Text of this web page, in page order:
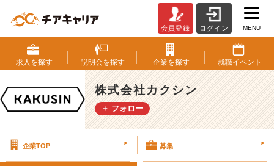
式
会
社
カ
ク
シ
明
会員登録 ログイン MENU
求人を探す 説明会を探す 企業を探す 就職イベント
株式会社カクシン
＋ フォロー
企業TOP > 募集 >